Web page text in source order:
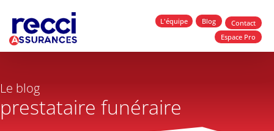
L'équipe Blog
Contact
Espace Pro
Le blog
prestataire funéraire